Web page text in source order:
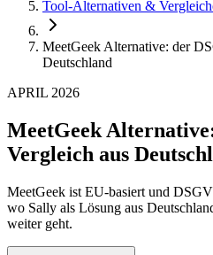
Tool-Alternativen &
MeetGeek Alternative: der
Deutschland
APRIL 2026
MeetGeek
Vergleich aus
MeetGeek ist EU-basiert und
wo Sally als Lösung aus
weiter geht.